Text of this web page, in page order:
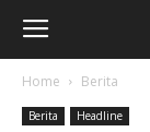
Home Berita
Berita Headline